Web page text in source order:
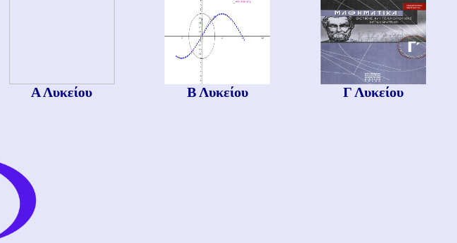
Α Λυκείου Β Λυκείου Γ Λυκείου